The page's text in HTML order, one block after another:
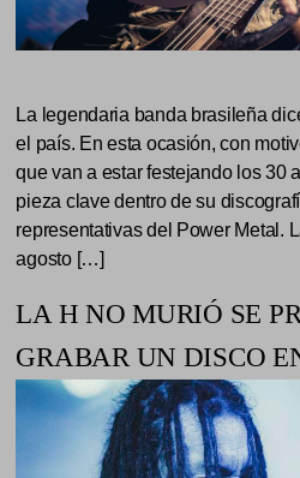
La legendaria banda brasileña
el país. En esta ocasión, con
que van a estar festejando los 30
pieza clave dentro de su
representativas del Power Metal.
agosto […]
LA H NO MURIÓ SE
GRABAR UN DISCO